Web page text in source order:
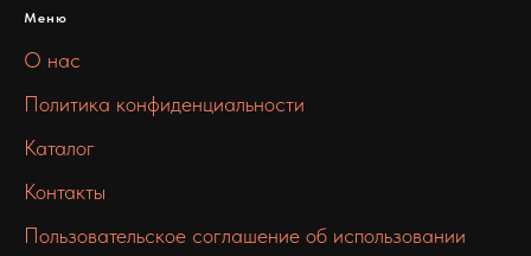
Меню
О нас
Политика конфиденциальности
Каталог
Контакты
Пользовательское соглашение об использовании